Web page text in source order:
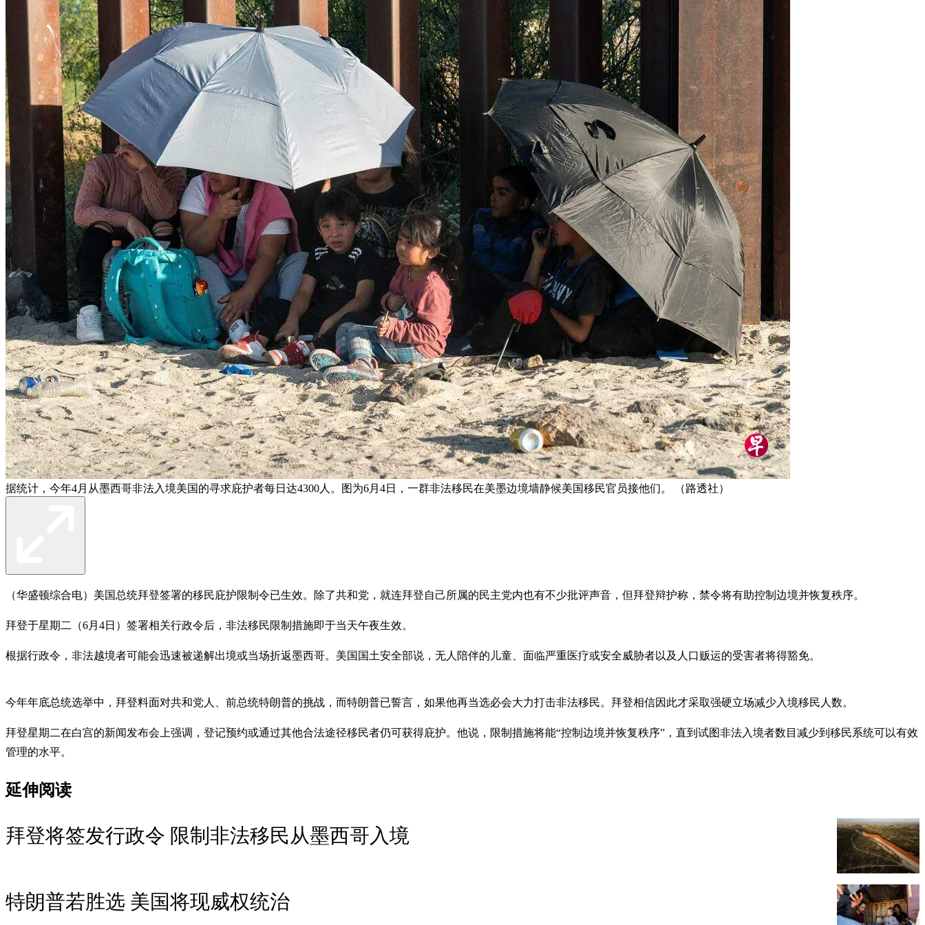
据统计，今年4月从墨西哥非法入境美国的寻求庇护者每日达4300人。图为6月4日，一群非法移民在美墨边境墙静候美国移民官员接他们。 （路透社）
（华盛顿综合电）美国总统拜登签署的移民庇护限制令已生效。除了共和党，就连拜登自己所属的民主党内也有不少批评声音，但拜登辩护称，禁令将有助控制边境并恢复秩序。
拜登于星期二（6月4日）签署相关行政令后，非法移民限制措施即于当天午夜生效。
根据行政令，非法越境者可能会迅速被递解出境或当场折返墨西哥。美国国土安全部说，无人陪伴的儿童、面临严重医疗或安全威胁者以及人口贩运的受害者将得豁免。
今年年底总统选举中，拜登料面对共和党人、前总统特朗普的挑战，而特朗普已誓言，如果他再当选必会大力打击非法移民。拜登相信因此才采取强硬立场减少入境移民人数。
拜登星期二在白宫的新闻发布会上强调，登记预约或通过其他合法途径移民者仍可获得庇护。他说，限制措施将能“控制边境并恢复秩序”，直到试图非法入境者数目减少到移民系统可以有效
管理的水​​平。
延伸阅读
拜登将签发行政令 限制非法移民从墨西哥入境
特朗普若胜选 美国将现威权统治